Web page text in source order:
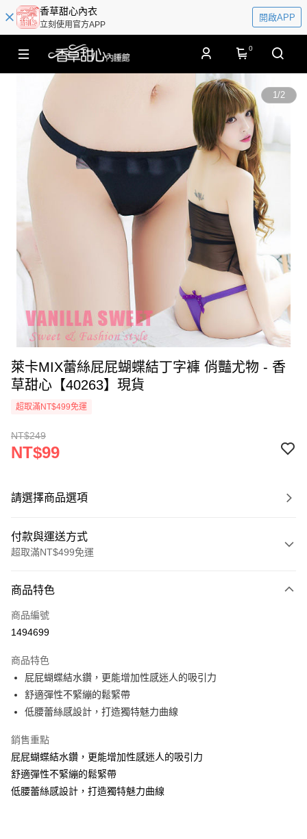
香草甜心內衣
立刻使用官方APP
開啟APP
0
1/2
萊卡MIX蕾絲屁屁蝴蝶結丁字褲 俏豔尤物 - 香
草甜心【40263】現貨
超取滿NT$499免運
NT$249
NT$99
請選擇商品選項
付款與運送方式
超取滿NT$499免運
信用卡一次付款
超商取貨付款
Apple Pay
街口支付
全盈+PAY
AFTEE先享後付
相關說明
商品特色
商品編號
1494699
商品特色
屁屁蝴蝶結水鑽，更能增加性感迷人的吸引力
舒適彈性不緊繃的鬆緊帶
低腰蕾絲感設計，打造獨特魅力曲線
銷售重點
屁屁蝴蝶結水鑽，更能增加性感迷人的吸引力
舒適彈性不緊繃的鬆緊帶
低腰蕾絲感設計，打造獨特魅力曲線